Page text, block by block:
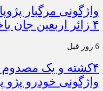
واژگونی مرگبار
۴ زائر اربعین جان باختند
6 روز قبل
۴کشته و یک مصدوم
واژگونی خودرو پژو